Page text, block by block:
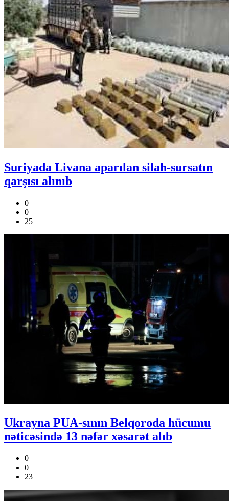
Suriyada Livana aparılan silah-sursatın
qarşısı alınıb
0
0
25
Ukrayna PUA-sının Belqoroda hücumu
nəticəsində 13 nəfər xəsarət alıb
0
0
23